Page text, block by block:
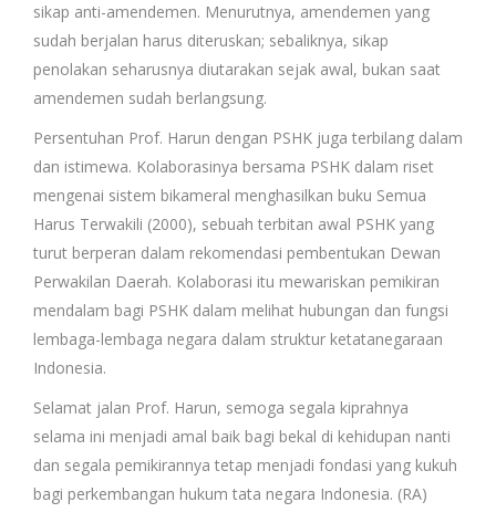
sikap anti-amendemen. Menurutnya, amendemen yang
sudah berjalan harus diteruskan; sebaliknya, sikap
penolakan seharusnya diutarakan sejak awal, bukan saat
amendemen sudah berlangsung.
Persentuhan Prof. Harun dengan PSHK juga terbilang dalam
dan istimewa. Kolaborasinya bersama PSHK dalam riset
mengenai sistem bikameral menghasilkan buku Semua
Harus Terwakili (2000), sebuah terbitan awal PSHK yang
turut berperan dalam rekomendasi pembentukan Dewan
Perwakilan Daerah. Kolaborasi itu mewariskan pemikiran
mendalam bagi PSHK dalam melihat hubungan dan fungsi
lembaga-lembaga negara dalam struktur ketatanegaraan
Indonesia.
Selamat jalan Prof. Harun, semoga segala kiprahnya
selama ini menjadi amal baik bagi bekal di kehidupan nanti
dan segala pemikirannya tetap menjadi fondasi yang kukuh
bagi perkembangan hukum tata negara Indonesia. (RA)